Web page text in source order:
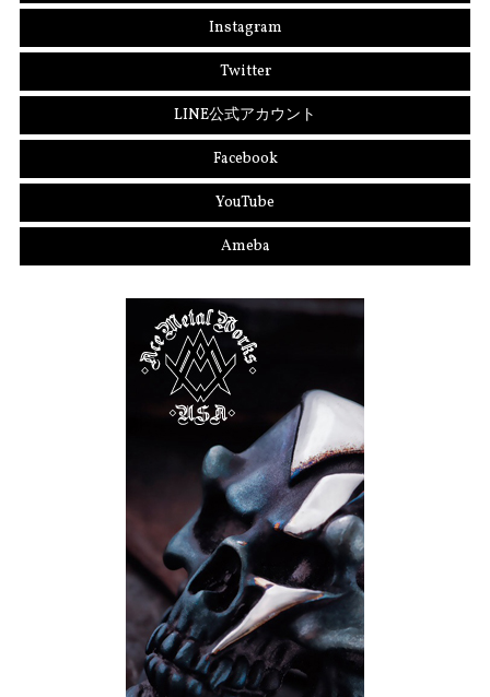
Instagram
Twitter
LINE公式アカウント
Facebook
YouTube
Ameba